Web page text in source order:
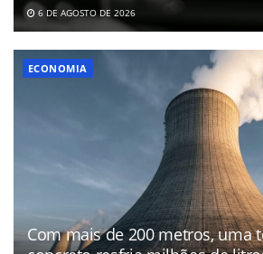
6 DE AGOSTO DE 2026
ECONOMIA
Com mais de 200 metros, uma